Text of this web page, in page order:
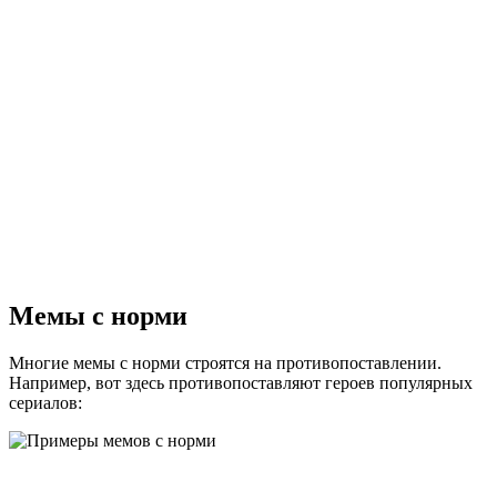
Мемы с норми
Многие мемы с норми строятся на противопоставлении.
Например, вот здесь противопоставляют героев популярных
сериалов: